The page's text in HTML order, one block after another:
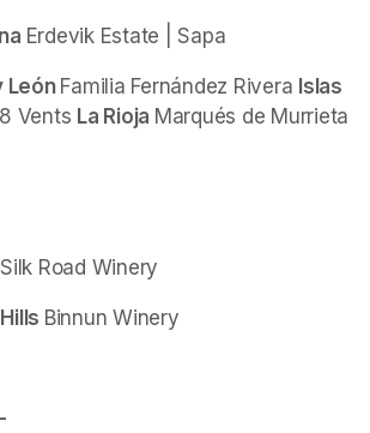
Erdevik Estate | Sapa
León Familia Fernández Rivera Islas
Vents La Rioja Marqués de Murrieta
Silk Road Winery
Binnun Winery